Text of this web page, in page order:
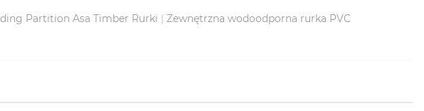
Partition Asa Timber Rurki | Zewnętrzna wodoodporna rurka PVC